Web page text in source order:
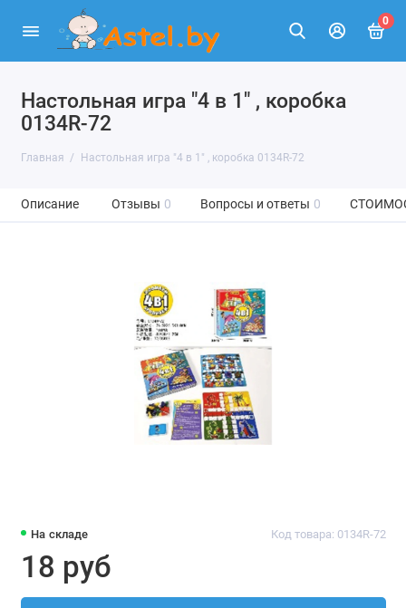
0
Настольная игра "4 в 1" , коробка
0134R-72
Главная Настольная игра "4 в 1" , коробка 0134R-72
Описание Отзывы 0 Вопросы и ответы 0
На складе Код товара: 0134R-72
18 руб